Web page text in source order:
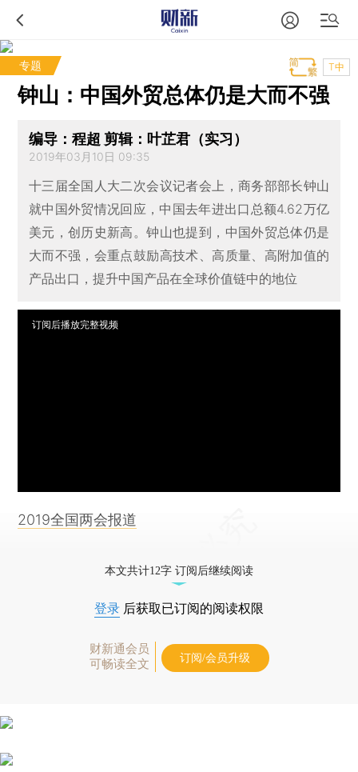
专题 T中
钟山：中国外贸总体仍是大而不强
编导：程超 剪辑：叶芷君（实习）
2019年03月10日 09:35
十三届全国人大二次会议记者会上，商务部部长钟山
就中国外贸情况回应，中国去年进出口总额4.62万亿
美元，创历史新高。钟山也提到，中国外贸总体仍是
大而不强，会重点鼓励高技术、高质量、高附加值的
产品出口，提升中国产品在全球价值链中的地位
订阅后播放完整视频
2019全国两会报道
本文共计12字 订阅后继续阅读
登录 后获取已订阅的阅读权限
财新通会员
可畅读全文
订阅/会员升级